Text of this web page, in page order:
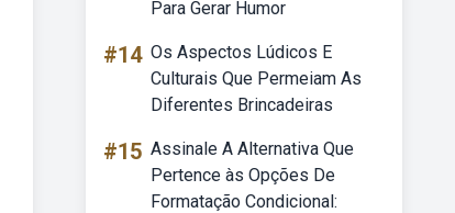
Para Gerar Humor
#14 Os Aspectos Lúdicos E
Culturais Que Permeiam As
Diferentes Brincadeiras
#15 Assinale A Alternativa Que
Pertence às Opções De
Formatação Condicional: